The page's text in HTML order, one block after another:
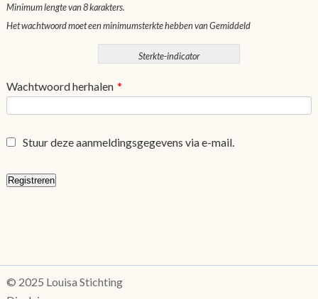
Minimum lengte van 8 karakters.
Het wachtwoord moet een minimumsterkte hebben van Gemiddeld
Sterkte-indicator
Wachtwoord herhalen *
Stuur deze aanmeldingsgegevens via e-mail.
© 2025 Louisa Stichting